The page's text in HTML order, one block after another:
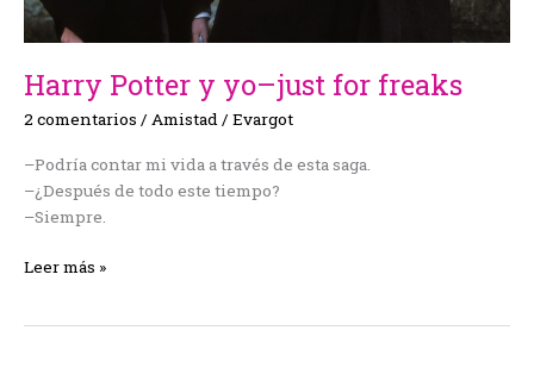
Harry Potter y yo–just for freaks
2 comentarios / Amistad/ Evargot
–Podría contar mi vida a través de esta saga.
–¿Después de todo este tiempo?
–Siempre.
Leer más »